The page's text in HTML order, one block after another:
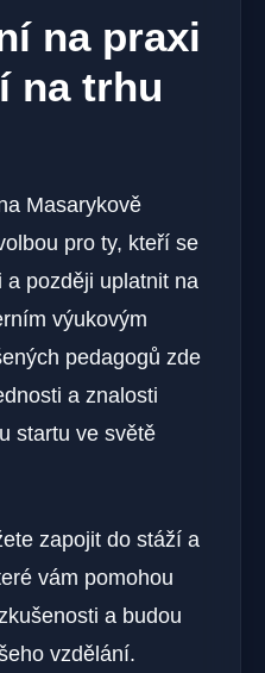
na praxi
na trhu
Masarykově
pro ty, kteří se
později uplatnit na
výukovým
pedagogů zde
a znalosti
startu ve světě
zapojit do stáží a
vám pomohou
a budou
vzdělání.